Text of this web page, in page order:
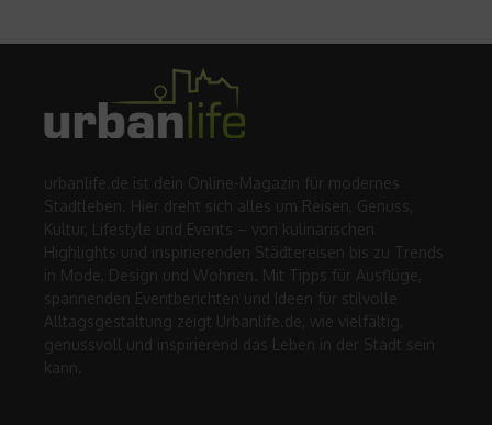
urbanlife.de ist dein Online-Magazin für modernes
Stadtleben. Hier dreht sich alles um Reisen, Genuss,
Kultur, Lifestyle und Events – von kulinarischen
Highlights und inspirierenden Städtereisen bis zu Trends
in Mode, Design und Wohnen. Mit Tipps für Ausflüge,
spannenden Eventberichten und Ideen für stilvolle
Alltagsgestaltung zeigt Urbanlife.de, wie vielfältig,
genussvoll und inspirierend das Leben in der Stadt sein
kann.